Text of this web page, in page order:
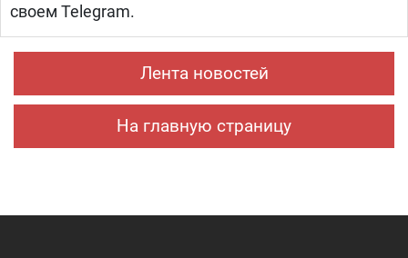
своем Telegram.
Лента новостей
На главную страницу